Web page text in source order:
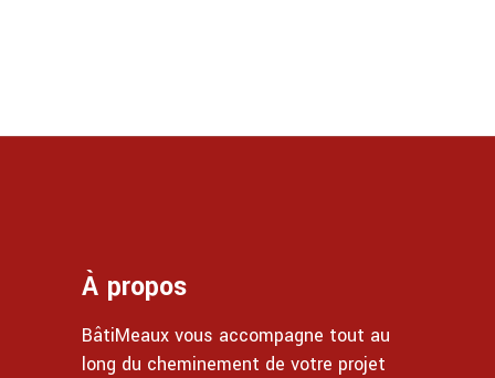
À propos
BâtiMeaux vous accompagne tout au
long du cheminement de votre projet